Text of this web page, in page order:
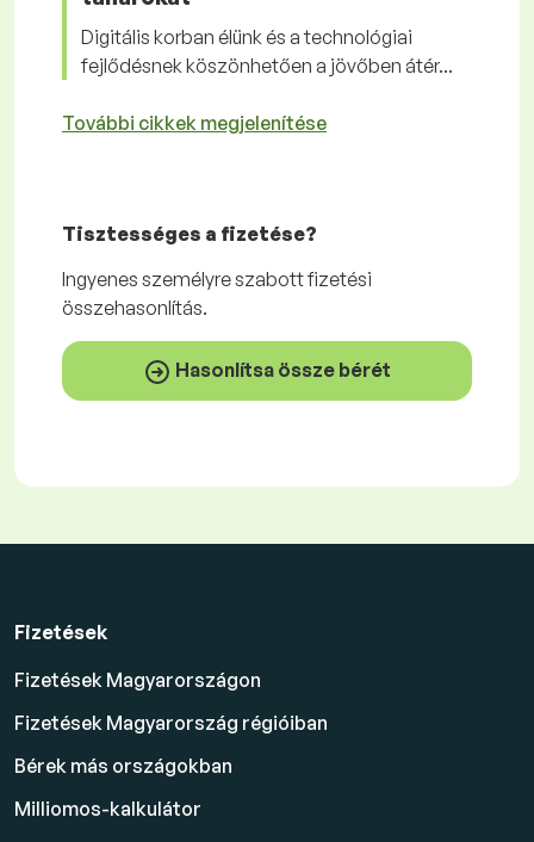
Digitális korban élünk és a technológiai
fejlődésnek köszönhetően a jövőben átér...
További cikkek megjelenítése
Tisztességes a fizetése?
Ingyenes személyre szabott fizetési
összehasonlítás.
Hasonlítsa össze bérét
Fizetések
Fizetések Magyarországon
Fizetések Magyarország régióiban
Bérek más országokban
Milliomos-kalkulátor